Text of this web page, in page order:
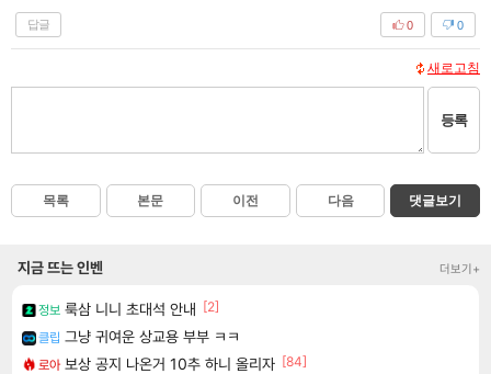
답글 0
0
새로고침
등록
목록 본문 이전 다음 댓글보기
지금 뜨는 인벤 더보기+
정보 룩삼 니니 초대석 안내 [2]
클립 그냥 귀여운 상교용 부부 ㅋㅋ
로아 보상 공지 나온거 10추 하니 올리자 [84]